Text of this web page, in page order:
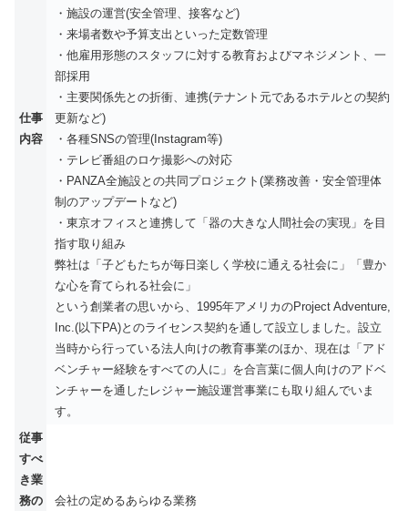
仕事
内容
・施設の運営(安全管理、接客など)
・来場者数や予算支出といった定数管理
・他雇用形態のスタッフに対する教育およびマネジメント、一
部採用
・主要関係先との折衝、連携(テナント元であるホテルとの契約
更新など)
・各種SNSの管理(Instagram等)
・テレビ番組のロケ撮影への対応
・PANZA全施設との共同プロジェクト(業務改善・安全管理体
制のアップデートなど)
・東京オフィスと連携して「器の大きな人間社会の実現」を目
指す取り組み
弊社は「子どもたちが毎日楽しく学校に通える社会に」「豊か
な心を育てられる社会に」
という創業者の思いから、1995年アメリカのProject Adventure,
Inc.(以下PA)とのライセンス契約を通して設立しました。設立
当時から行っている法人向けの教育事業のほか、現在は「アド
ベンチャー経験をすべての人に」を合言葉に個人向けのアドベ
ンチャーを通したレジャー施設運営事業にも取り組んでいま
す。
従事
すべ
き業
務の
会社の定めるあらゆる業務